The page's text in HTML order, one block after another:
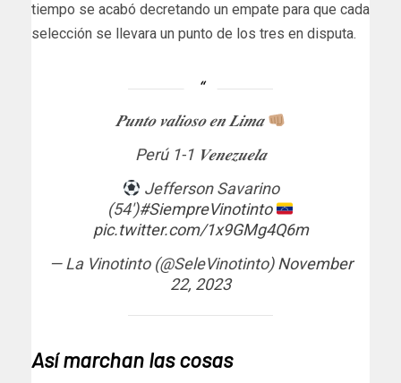
tiempo se acabó decretando un empate para que cada
selección se llevara un punto de los tres en disputa.
𝑷𝒖𝒏𝒕𝒐 𝒗𝒂𝒍𝒊𝒐𝒔𝒐 𝒆𝒏 𝑳𝒊𝒎𝒂
Perú 1-1 𝑽𝒆𝒏𝒆𝒛𝒖𝒆𝒍𝒂
Jefferson Savarino
(54′)#SiempreVinotinto
pic.twitter.com/1x9GMg4Q6m
— La Vinotinto (@SeleVinotinto)November
22, 2023
Así marchan las cosas